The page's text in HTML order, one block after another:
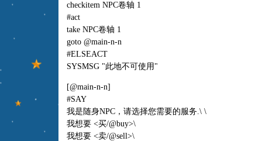
checkitem NPC卷轴 1
#act
take NPC卷轴 1
goto @main-n-n
#ELSEACT
SYSMSG "此地不可使用"
[@main-n-n]
#SAY
我是随身NPC，请选择您需要的服务.\ \
我想要 <买/@buy>\
我想要 <卖/@sell>\